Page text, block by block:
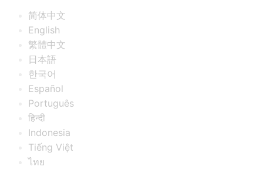
简体中文
English
繁體中文
日本語
한국어
Español
Português
हिन्दी
Indonesia
Tiếng Việt
ไทย